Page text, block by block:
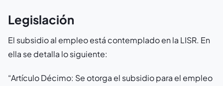
Legislación
El subsidio al empleo está contemplado en la LISR. En
ella se detalla lo siguiente:
“Artículo Décimo: Se otorga el subsidio para el empleo